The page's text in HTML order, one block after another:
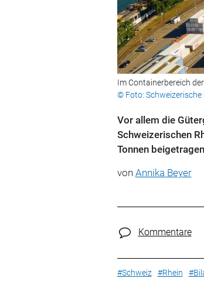
Im Containerbereich
© Foto: Schweizerische
Vor allem die
Schweizerischen
Tonnen
von Annika Beyer
Kommentare
#Schweiz #Rhein